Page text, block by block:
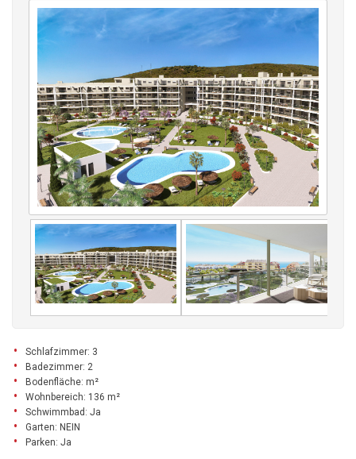
Schlafzimmer: 3
Badezimmer: 2
Bodenfläche: m²
Wohnbereich: 136 m²
Schwimmbad: Ja
Garten: NEIN
Parken: Ja